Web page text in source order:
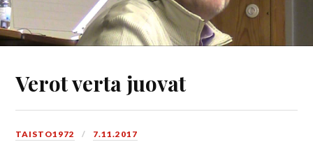
Verot verta juovat
TAISTO1972 7.11.2017